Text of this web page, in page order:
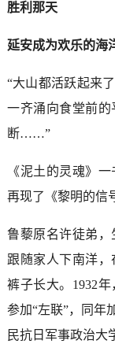
胜利那天
延安成为欢乐的海
“大山都活跃起来
一齐涌向食堂前
断……”
《泥土的灵魂》
再现了《黎明的信
鲁藜原名许徒弟
跟随家人下南洋
裤子长大。1932
参加“左联”，同年
民抗日军事政治大